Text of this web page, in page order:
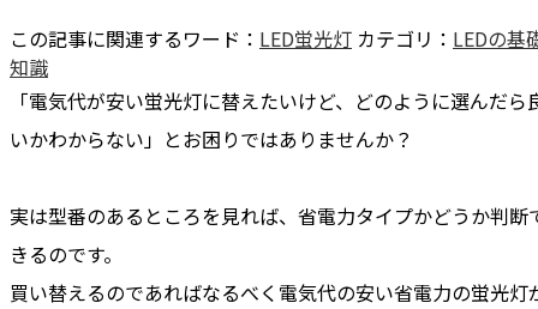
この記事に関連するワード： LED蛍光灯 カテゴリ： LEDの基
知識
「電気代が安い蛍光灯に替えたいけど、どのように選んだら
いかわからない」 とお困りではありませんか？
実は型番のあるところを見れば、省電力タイプかどうか判断
きるのです。
買い替えるのであればなるべく電気代の安い省電力の蛍光灯